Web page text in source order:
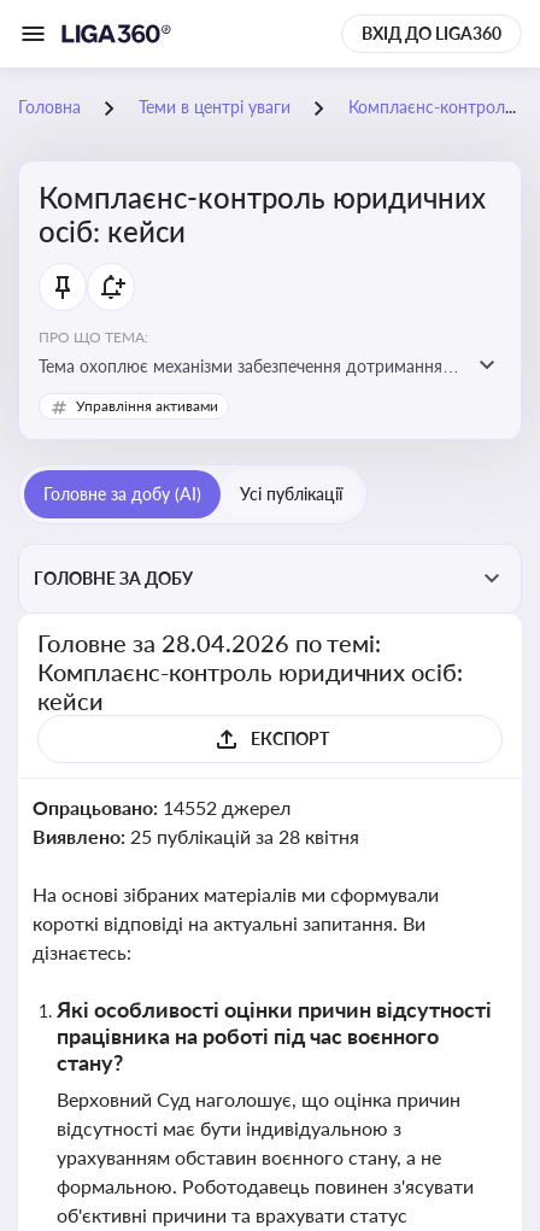
ВХІД ДО LIGA360
Головна Теми в центрі уваги Комплаєнс-контроль юридичних осіб: кейси
Комплаєнс-контроль юридичних
осіб: кейси
ПРО ЩО ТЕМА:
Тема охоплює механізми забезпечення дотримання
законодавства юридичними особами, запобігання
ризикам та підвищення прозорості діяльності
Управління активами
Головне за добу (AI) Усі публікації
ГОЛОВНЕ ЗА ДОБУ
Головне за 28.04.2026 по темі:
Комплаєнс-контроль юридичних осіб:
кейси
ЕКСПОРТ
Опрацьовано: 14552 джерел
Виявлено: 25 публікацій за 28 квітня
На основі зібраних матеріалів ми сформували
короткі відповіді на актуальні запитання. Ви
дізнаєтесь:
Які особливості оцінки причин відсутності
працівника на роботі під час воєнного
стану?
Верховний Суд наголошує, що оцінка причин
відсутності має бути індивідуальною з
урахуванням обставин воєнного стану, а не
формальною. Роботодавець повинен з'ясувати
об'єктивні причини та врахувати статус